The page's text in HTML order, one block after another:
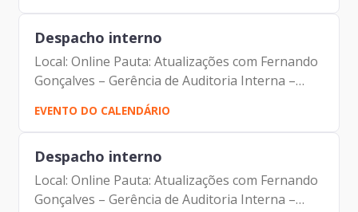
Despacho interno
Local: Online Pauta: Atualizações com Fernando
Gonçalves – Gerência de Auditoria Interna –
GPA Participantes: Johann Nogueira Dantas
Carolina Magnani Hiromoto Fernando
Gonçalves
EVENTO DO CALENDÁRIO
Despacho interno
Local: Online Pauta: Atualizações com Fernando
Gonçalves – Gerência de Auditoria Interna –